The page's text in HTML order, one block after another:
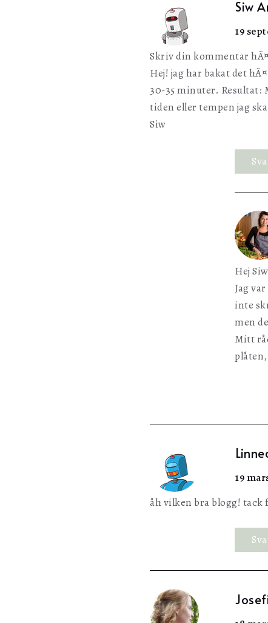
Siw
19
Skriv din kommentar
Hej! jag har bakat det
30-35 minuter. Resultat:
tiden eller tempen jag
Siw
Hej
Jag
inte
men
Mitt
19
åh vilken bra blogg! tack